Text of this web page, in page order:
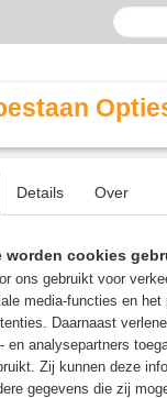
Details Over
worden cookies
ons gebruikt voor
media-functies en het
Daarnaast
en analysepartners
Zij kunnen deze
gegevens die zij